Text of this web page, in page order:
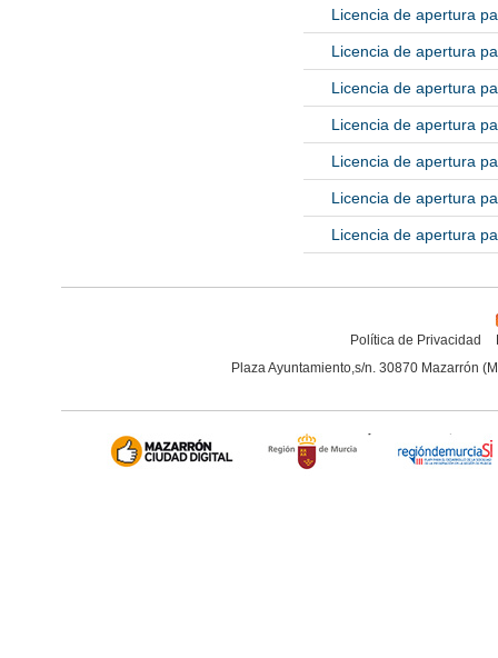
Licencia de apertura
Licencia de apertura
Licencia de apertura
Licencia de apertura
Licencia de apertura
Licencia de apertura
Licencia de apertura
Política de Privacidad
Plaza Ayuntamiento,s/n. 30870 Mazarrón